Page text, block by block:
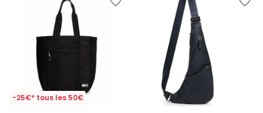
-25€* tous les 50€